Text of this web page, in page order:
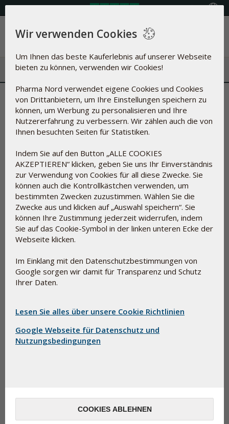
Menü
Symptom-Linderung in der
Menopause erhält bald mehr
Aufmerksamkeit
08.11.2024
Symptom-Linderung in der Menopause
erhält bald mehr Aufmerksamkeit
Rund neun Millionen Frauen in Deutschland befinden sich
derzeit in der Menopause, und es gibt gute Nachrichten:
Supplement könnten Symptom-Linderung bringen.
Obwohl die Menopause Frauen schon immer
herausgefordert hat, erhält dieses Thema nach wie vor zu
Wir verwenden Cookies
Um Ihnen das beste Kauferlebnis auf unserer Webseite
bieten zu können, verwenden wir Cookies!
Pharma Nord verwendet eigene Cookies und Cookies
von Drittanbietern, um Ihre Einstellungen speichern zu
können, um Werbung zu personalisieren und Ihre
Nutzererfahrung zu verbessern. Wir zählen auch die von
Ihnen besuchten Seiten für Statistiken.
Indem Sie auf den Button „ALLE COOKIES
AKZEPTIEREN“ klicken, geben Sie uns Ihr Einverständnis
zur Verwendung von Cookies für all diese Zwecke. Sie
können auch die Kontrollkästchen verwenden, um
bestimmten Zwecken zuzustimmen. Wählen Sie die
Zwecke aus und klicken auf „Auswahl speichern“. Sie
können Ihre Zustimmung jederzeit widerrufen, indem
Sie auf das Cookie-Symbol in der linken unteren Ecke der
Webseite klicken.
Im Einklang mit den Datenschutzbestimmungen von
Google sorgen wir damit für Transparenz und Schutz
Ihrer Daten.
Lesen Sie alles über unsere Cookie Richtlinien
Google Webseite für Datenschutz und
Nutzungsbedingungen
COOKIES ABLEHNEN